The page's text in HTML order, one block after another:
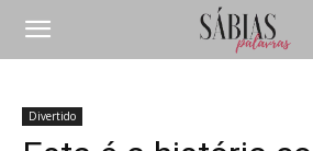
Divertido